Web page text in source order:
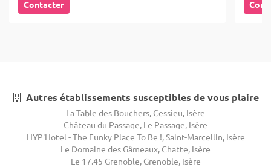
Contacter
Autres établissements susceptibles de vous plaire
La Table des Bouchers, Cessieu, Isère
Château du Passage, Le Passage, Isère
HYP'Hotel - The Funky Place To Be !, Saint-Marcellin, Isère
Le Domaine des Gâmeaux, Chatte, Isère
Le 17.45 Grenoble, Grenoble, Isère